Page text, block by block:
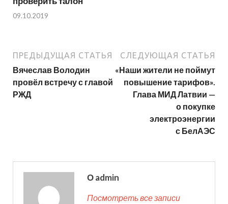
09.10.2019
ПРЕДЫДУЩАЯ СТАТЬЯ
Вячеслав Володин
провёл встречу с главой
РЖД
СЛЕДУЮЩАЯ СТАТЬЯ
«Наши жители не поймут
повышение тарифов».
Глава МИД Латвии —
о покупке
электроэнергии
с БелАЭС
О admin
Посмотреть все записи